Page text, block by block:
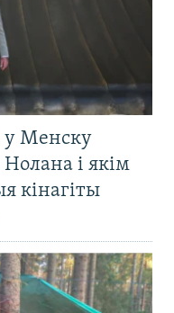
у Менску
і якім
кінагіты